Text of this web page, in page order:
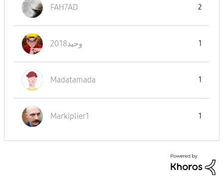
FAH7AD 2
وحيد2018 1
Madatamada 1
Markiplier1 1